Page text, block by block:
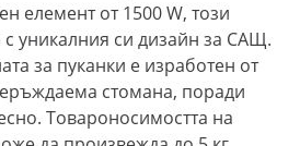
елемент от 1500 W, този
с уникалния си дизайн за САЩ.
за пуканки е изработен от
стомана, поради
Товароносимостта на